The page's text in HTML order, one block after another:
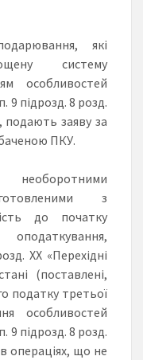
які
систему
особливостей
9 підрозд. 8 розд.
подають заяву за
ПКУ.
з
до початку
оподаткування,
ХХ «Перехідні
(поставлені,
податку третьої
особливостей
9 підрозд. 8 розд.
операціях, що не